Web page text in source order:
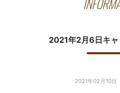
2021年2月6日キャ
2021年02月10日